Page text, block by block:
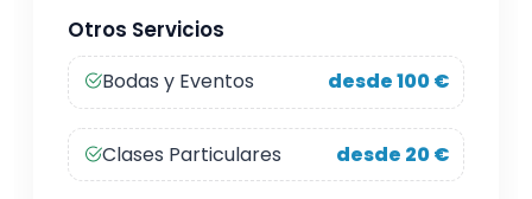
Otros Servicios
Bodas y Eventos desde 100 €
Clases Particulares desde 20 €